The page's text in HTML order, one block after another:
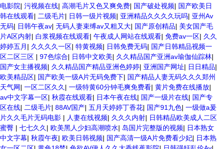
电影院| 污视频在线| 高潮毛片又色又爽免费| 国产破处视频| 国产欧美日
韩在线观看| 二级毛片| 日韩一级片视频| 亚洲精品久久久久玩吗| 亚州Av
无码| 日韩午夜av| 无码人妻束缚av又粗又大| 国产原创精品| 美女国产毛
片A区内射| 白浆视频在线观看| 午夜成人网站在线观看| 免费av一区| 久久
婷婷五月 | 久久久久一区| 特黄视频| 日韩免费无码| 国产日韩精品视频一
区二区三区 | 97色综合| 日韩中文欧美| 久久精品国产亚洲av瑜伽仙踪林|
国产女主播视频| 久久精品国产精品亚洲色婷婷| 亚洲国产网址| 日日精品|
欧美精品区| 国产欧美一级A片无码免费下| 国产精品人妻无码久久久郑州
天气网| 一区二区久久 | 一级特黄60分钟毛爽免费看| 黄片免费在线播放|
av中文字幕一区| 秋霞在线观看| 日本午夜在线| 国产一级片在线| 国产专
区在线| 二级毛片| 88AV国产| 五月天婷婷丁香花| 国产91九色| 一级做a爰
片久久毛片无码电影 | 人妻在线视频| 久久久内射| 日韩精品欧美成人二区
蜜臀 | 七七久久 | 欧美黑人少妇高潮喷水| 岛国片完整版的视频| 日本熟女
中文字幕| 秋霞午夜| 欧美日韩视频| 国产高清一级A片免费看少妃| 日本熟